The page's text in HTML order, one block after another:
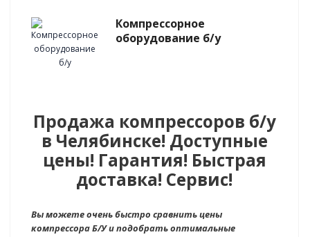
Компрессорное
оборудование б/у
Продажа компрессоров б/у
в Челябинске! Доступные
цены! Гарантия! Быстрая
доставка! Сервис!
Вы можете очень быстро сравнить цены
компрессора Б/У и подобрать оптимальные